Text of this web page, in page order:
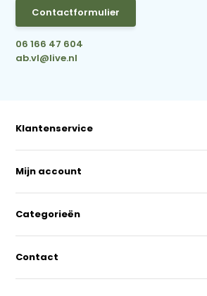
Contactformulier
06 166 47 604
ab.vl@live.nl
Klantenservice
Mijn account
Categorieën
Contact